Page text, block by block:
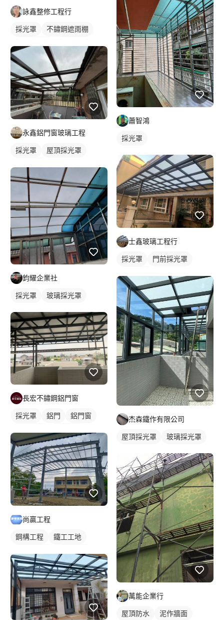
詠鑫整修工程行
採光罩
不鏽鋼遮雨棚
門前採光罩
鋁採光罩
永鑫鋁門窗玻璃工程
採光罩
屋頂採光罩
鈞耀企業社
採光罩 玻璃採光罩
長宏不鏽鋼鋁門窗
採光罩 鋁門
鋁門窗
鋼骨架構
鋁採光罩
尚贏工程
鋼構工程
鐵工工地
蕭智鴻
採光罩
士鑫玻璃工程行
採光罩
門前採光罩
杰森鐵作有限公司
屋頂採光罩 玻璃採光罩
萬能企業行
屋頂防水
泥作牆面